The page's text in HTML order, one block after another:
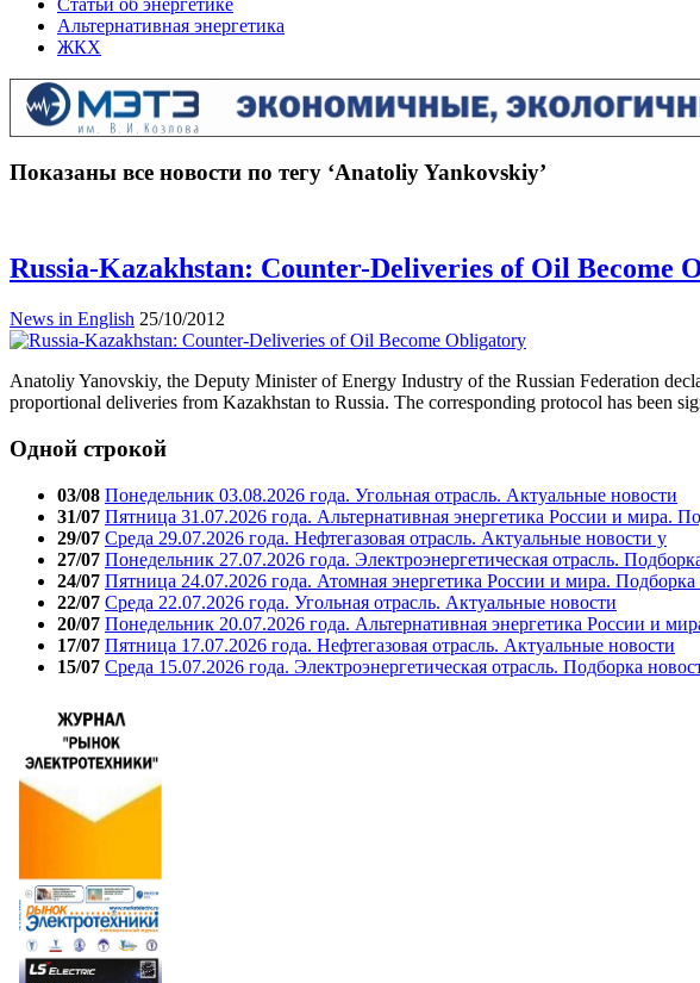
Статьи об энергетике
Альтернативная энергетика
ЖКХ
Показаны все новости по тегу ‘Anatoliy Yankovskiy’
Russia-Kazakhstan: Counter-Deliveries of Oil Become
News in English 25/10/2012
Anatoliy Yanovskiy, the Deputy Minister of Energy Industry of the Russian Federation
proportional deliveries from Kazakhstan to Russia. The corresponding protocol has been
Одной строкой
03/08 Понедельник 03.08.2026 года. Угольная отрасль. Актуальные новости
31/07 Пятница 31.07.2026 года. Альтернативная энергетика России и мира.
29/07 Среда 29.07.2026 года. Нефтегазовая отрасль. Актуальные новости у
27/07 Понедельник 27.07.2026 года. Электроэнергетическая отрасль.
24/07 Пятница 24.07.2026 года. Атомная энергетика России и мира. Подборка
22/07 Среда 22.07.2026 года. Угольная отрасль. Актуальные новости
20/07 Понедельник 20.07.2026 года. Альтернативная энергетика России и
17/07 Пятница 17.07.2026 года. Нефтегазовая отрасль. Актуальные новости
15/07 Среда 15.07.2026 года. Электроэнергетическая отрасль. Подборка